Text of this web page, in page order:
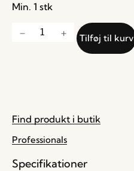
Min. 1 stk
Tilføj til kurv
Find produkt i butik
Professionals
Specifikationer